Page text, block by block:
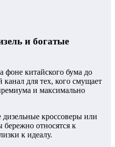
и богатые
фоне китайского бума до
для тех, кого смущает
и максимально
кроссоверы или
бережно относятся к
к идеалу.